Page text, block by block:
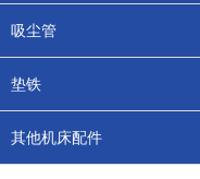
吸尘管
垫铁
其他机床配件